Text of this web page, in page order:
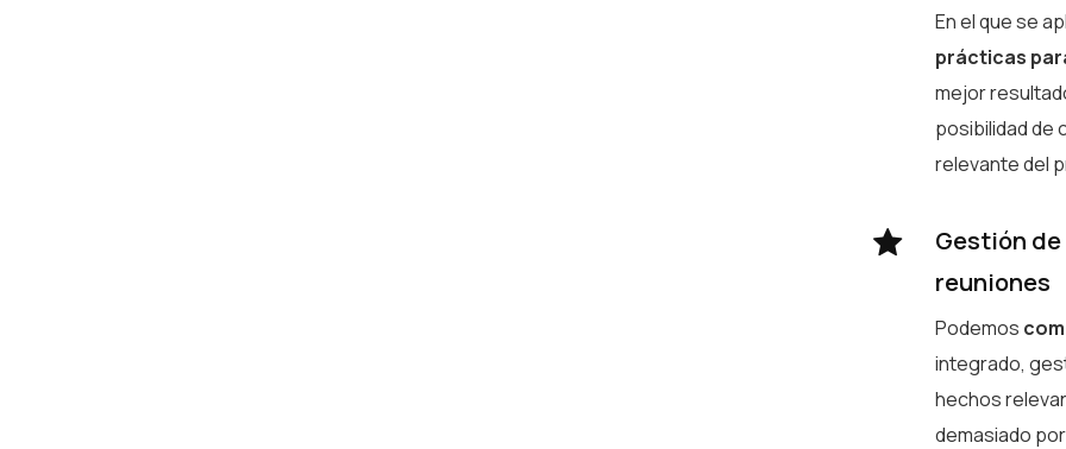
En el que se
prácticas
mejor
posibilidad de
relevante del
Gestión
reuniones
Podemos
integrado,
hechos
demasiado